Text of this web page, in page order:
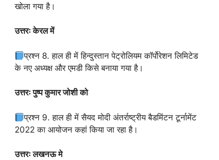
खोला गया है।
उत्तरः केरल में
प्रश्न 8. हाल ही में हिन्दुस्तान पेट्रोलियम कॉर्पोरेशन लिमिटेड
के नए अध्यक्ष और एमडी किसे बनाया गया है।
उत्तरः पुष्प कुमार जोशी को
प्रश्न 9. हाल ही में सैयद मोदी अंतर्राष्ट्रीय बैडमिंटन टूर्नामेंट
2022 का आयोजन कहां किया जा रहा है।
उत्तरः लखनऊ मे